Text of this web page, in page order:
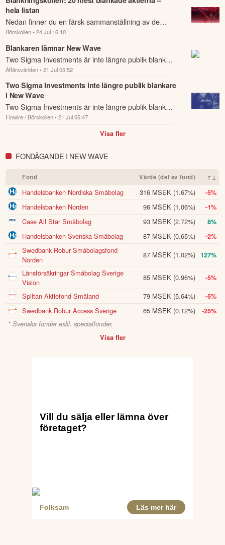
hela listan
Nedan finner du en färsk sammanställning av de
mest blankade aktierna just nu.
Börskollen • 24 Jul 16:10
Blankaren lämnar New Wave
Two Sigma Investments är inte längre publik blankare
i New Wave efter att positionen minskat från 0,5
procent till under 0,5 procent av kapi...
Affärsvärlden • 21 Jul 05:52
Two Sigma Investments inte längre publik blankare
i New Wave
Two Sigma Investments är inte längre publik blankare
i New Wave efter att positionen minskat från 0,5
procent till under 0,5 procent av kapi...
Finwire / Börskollen • 21 Jul 05:47
Visa fler
FONDÄGANDE I NEW WAVE
Fond Värde (del av fond) ↑↓
Handelsbanken Nordiska Småbolag 316 MSEK (1.67%) -5%
Handelsbanken Norden 96 MSEK (1.06%) -1%
Case All Star Småbolag 93 MSEK (2.72%) 8%
Handelsbanken Svenska Småbolag 87 MSEK (0.65%) -2%
Swedbank Robur Småbolagsfond
Norden
87 MSEK (1.02%) 127%
Länsförsäkringar Småbolag Sverige
Vision
85 MSEK (0.96%) -5%
Spiltan Aktiefond Småland 79 MSEK (5.64%) -5%
Swedbank Robur Access Sverige 65 MSEK (0.12%)
-25%
* Svenska fonder exkl. specialfonder.
Visa fler